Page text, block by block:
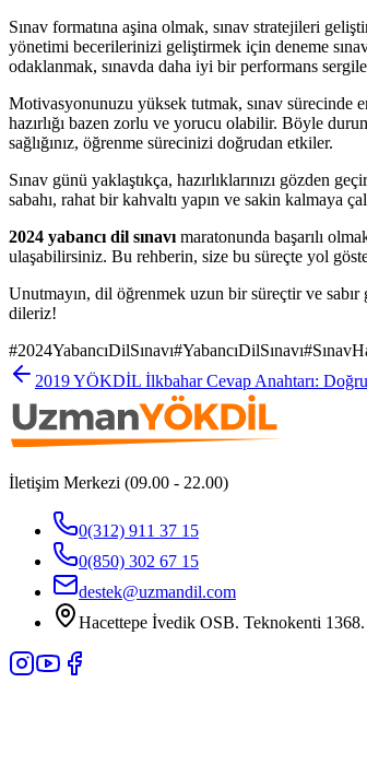
Sınav formatına aşina olmak, sınav stratejileri
yönetimi becerilerinizi geliştirmek için deneme
odaklanmak, sınavda daha iyi bir performans
Motivasyonunuzu yüksek tutmak, sınav sürecinde
hazırlığı bazen zorlu ve yorucu olabilir. Böyle
sağlığınız, öğrenme sürecinizi doğrudan etkiler.
Sınav günü yaklaştıkça, hazırlıklarınızı gözden
sabahı, rahat bir kahvaltı yapın ve sakin kalmaya
2024 yabancı dil sınavı maratonunda başarılı
ulaşabilirsiniz. Bu rehberin, size bu süreçte yol
Unutmayın, dil öğrenmek uzun bir süreçtir ve
dileriz!
#2024YabancıDilSınavı#YabancıDilSınavı#
2019 YÖKDİL İlkbahar Cevap Anahtarı:
İletişim Merkezi (09.00 - 22.00)
0(312) 911 37 15
0(850) 302 67 15
destek@uzmandil.com
Hacettepe İvedik OSB. Teknokenti